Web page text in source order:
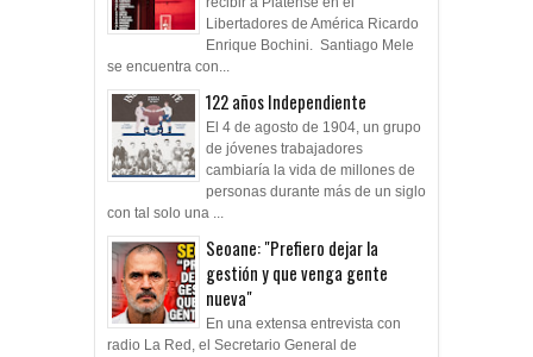
Libertadores de América Ricardo
Enrique Bochini. Santiago Mele
se encuentra con...
122 años Independiente
El 4 de agosto de 1904, un grupo
de jóvenes trabajadores
cambiaría la vida de millones de
personas durante más de un siglo
con tal solo una ...
Seoane: "Prefiero dejar la
gestión y que venga gente
nueva"
En una extensa entrevista con
radio La Red, el Secretario General de